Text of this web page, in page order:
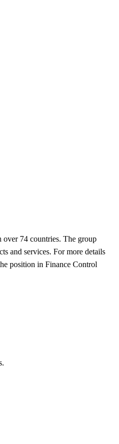
over 74 countries. The group
and services. For more details
position in Finance Control